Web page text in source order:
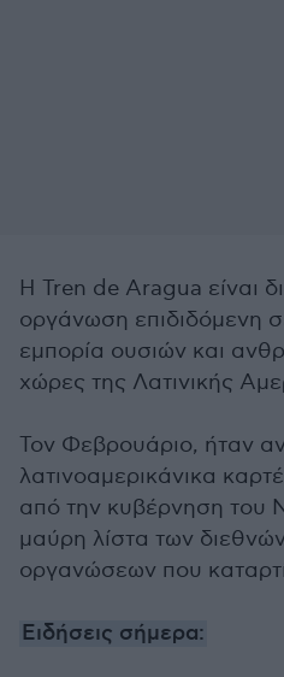
Η Tren de Aragua είναι
οργάνωση επιδιδόμενη
εμπορία ουσιών και
χώρες της Λατινικής
Τον Φεβρουάριο, ήταν
λατινοαμερικάνικα
από την κυβέρνηση του
μαύρη λίστα των
οργανώσεων που
Ειδήσεις σήμερα: